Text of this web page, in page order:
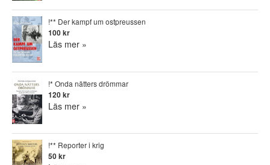
!** Der kampf um ostpreussen
100 kr
Läs mer »
!* Onda nätters drömmar
120 kr
Läs mer »
!** Reporter i krig
50 kr